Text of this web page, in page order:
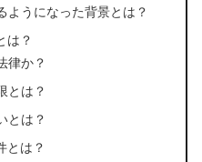
ようになった背景とは？
は？
律か？
とは？
とは？
とは？